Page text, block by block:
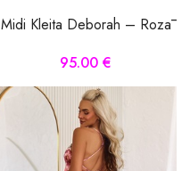
Midi Kleita Deborah – Rozā
95.00 €